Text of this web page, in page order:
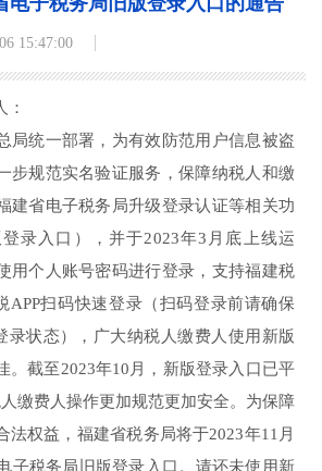
15:47:00
局统一部署，为有效防范用户信息被盗
步规范实名验证服务，保障纳税人和缴
建省电子税务局升级登录认证等相关功
登录 入口），并于2023年3月底上线运
用个人账号密码进行登录，支持福建税
APP扫码快速登录（扫码登录前请确保
录状态），广大纳税人缴费人使用新版
。截至2023年10 月，新版登录入口已平
缴费人操作更加规范更加安全。为保障
法权益，福建省税务局将于2023年11月
子税务局旧版登录 入口。请还未使用新